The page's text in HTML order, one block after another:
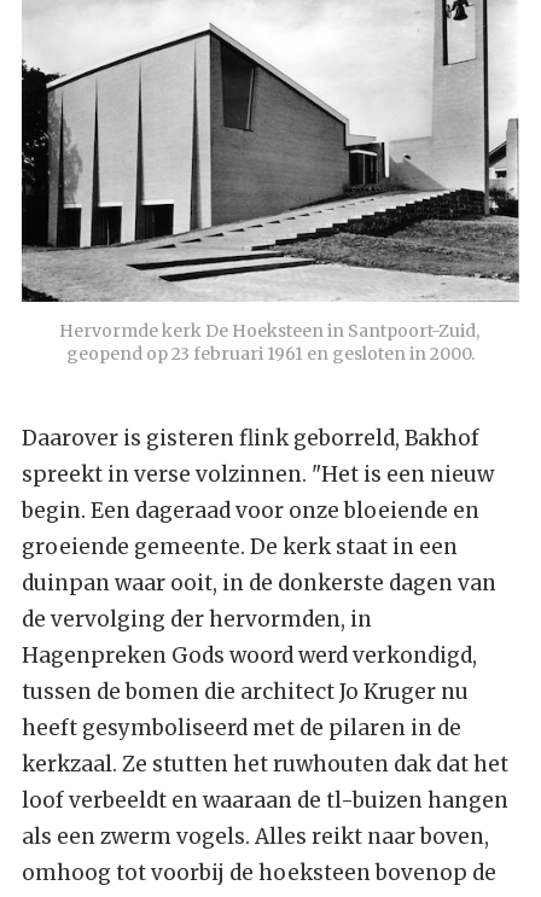
Hervormde kerk De Hoeksteen in Santpoort-Zuid,
geopend op 23 februari 1961 en gesloten in 2000.
Daarover is gisteren flink geborreld, Bakhof
spreekt in verse volzinnen. "Het is een nieuw
begin. Een dageraad voor onze bloeiende en
groeiende gemeente. De kerk staat in een
duinpan waar ooit, in de donkerste dagen van
de vervolging der hervormden, in
Hagenpreken Gods woord werd verkondigd,
tussen de bomen die architect Jo Kruger nu
heeft gesymboliseerd met de pilaren in de
kerkzaal. Ze stutten het ruwhouten dak dat het
loof verbeeldt en waaraan de tl-buizen hangen
als een zwerm vogels. Alles reikt naar boven,
omhoog tot voorbij de hoeksteen bovenop de